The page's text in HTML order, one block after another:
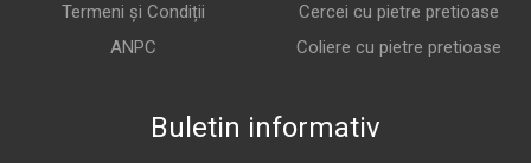
Termeni și Condiții
ANPC
Cercei cu pietre pretioase
Coliere cu pietre pretioase
Buletin informativ